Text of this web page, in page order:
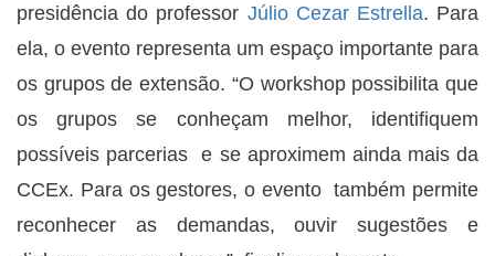
presidência do professor Júlio Cezar Estrella. Para
ela, o evento representa um espaço importante para
os grupos de extensão. “O workshop possibilita que
os grupos se conheçam melhor, identifiquem
possíveis parcerias e se aproximem ainda mais da
CCEx. Para os gestores, o evento também permite
reconhecer as demandas, ouvir sugestões e